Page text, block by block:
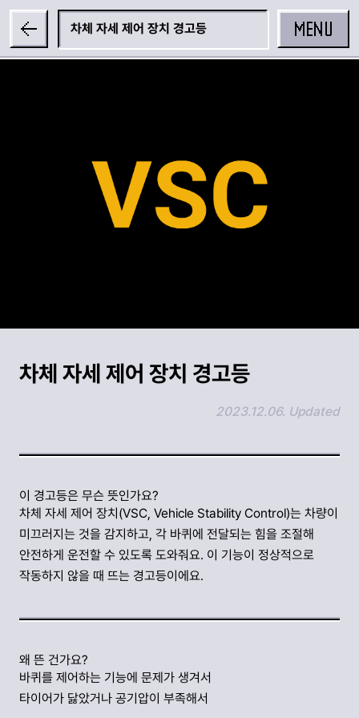
MENU
차체 자세 제어 장치 경고등
차체 자세 제어 장치 경고등
2023.12.06. Updated
이 경고등은 무슨 뜻인가요?
차체 자세 제어 장치(VSC, Vehicle Stability Control)는 차량이
미끄러지는 것을 감지하고, 각 바퀴에 전달되는 힘을 조절해
안전하게 운전할 수 있도록 도와줘요. 이 기능이 정상적으로
작동하지 않을 때 뜨는 경고등이에요.
왜 뜬 건가요?
바퀴를 제어하는 기능에 문제가 생겨서
타이어가 닳았거나 공기압이 부족해서
링크 복사하기